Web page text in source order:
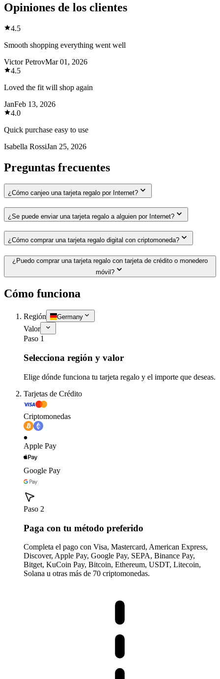
Opiniones de los clientes
4.5
Smooth shopping everything went well
Victor PetrovMar 01, 2026
4.5
Loved the fit will shop again
JanFeb 13, 2026
4.0
Quick purchase easy to use
Isabella RossiJan 25, 2026
Preguntas frecuentes
¿Cómo canjeo una tarjeta regalo por Internet?
¿Se puede enviar una tarjeta regalo a alguien por Internet?
¿Cómo comprar una tarjeta regalo digital con criptomoneda?
¿Puedo comprar una tarjeta regalo con tarjeta de crédito o monedero
móvil?
Cómo funciona
Región Germany
Valor
Paso 1
Selecciona región y valor
Elige dónde funciona tu tarjeta regalo y el importe que deseas.
Tarjetas de Crédito
Criptomonedas
Apple Pay
Google Pay
Paso 2
Paga con tu método preferido
Completa el pago con Visa, Mastercard, American Express,
Discover, Apple Pay, Google Pay, SEPA, Binance Pay,
Bitget, KuCoin Pay, Bitcoin, Ethereum, USDT, Litecoin,
Solana u otras más de 70 criptomonedas.